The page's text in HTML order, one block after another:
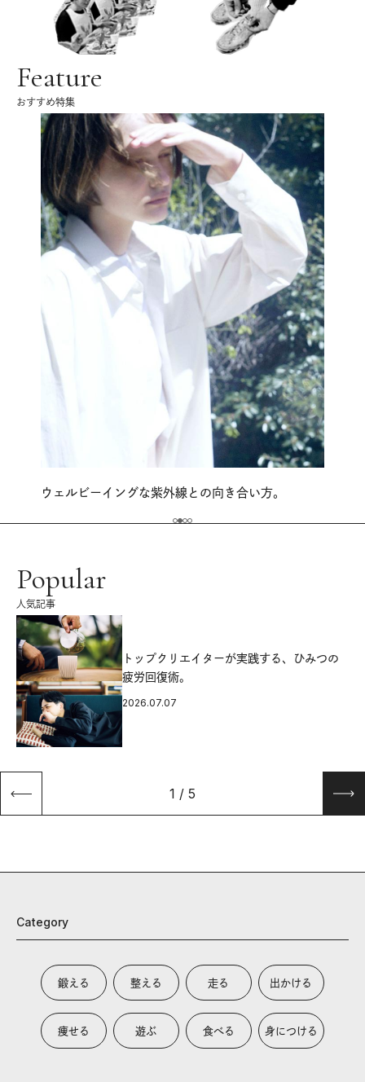
Feature
おすすめ特集
ウェルビーイングな紫外線との向き合い方。
Popular
人気記事
トップクリエイターが実践する、ひみつの
疲労回復術。
2026.07.07
1 / 5
Category
鍛える 整える 走る 出かける
痩せる 遊ぶ 食べる 身につける